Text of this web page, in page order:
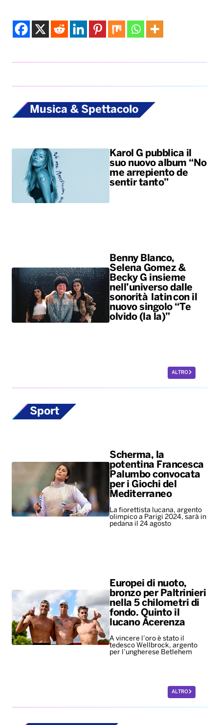
Musica & Spettacolo
Karol G pubblica il
suo nuovo album “No
me arrepiento de
sentir tanto”
Benny Blanco,
Selena Gomez &
Becky G insieme
nell’universo dalle
sonorità latin con il
nuovo singolo “Te
olvido (la la)”
ALTRO
Sport
Scherma, la
potentina Francesca
Palumbo convocata
per i Giochi del
Mediterraneo
La fiorettista lucana, argento
olimpico a Parigi 2024, sarà in
pedana il 24 agosto
Europei di nuoto,
bronzo per Paltrinieri
nella 5 chilometri di
fondo. Quinto il
lucano Acerenza
A vincere l’oro è stato il
tedesco Wellbrock, argento
per l’ungherese Betlehem
ALTRO